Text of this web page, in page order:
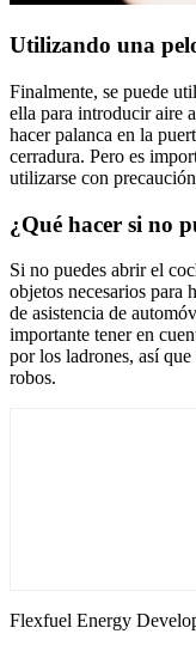
Utilizando una
Finalmente, se puede
ella para introducir aire
hacer palanca en la
cerradura. Pero es
utilizarse con
¿Qué hacer si no
Si no puedes abrir el
objetos necesarios para
de asistencia de
importante tener en
por los ladrones, así
robos.
Flexfuel Energy